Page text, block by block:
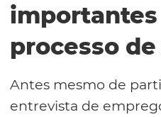
processo
Antes mesmo de
entrevista de